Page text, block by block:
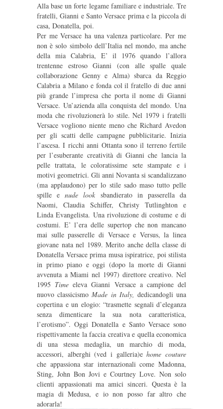
Alla base un forte legame familiare e industriale. Tre
fratelli, Gianni e Santo Versace prima e la piccola di
casa, Donatella, poi.
Per me Versace ha una valenza particolare. Per me
non è solo simbolo dell’Italia nel mondo, ma anche
della mia Calabria, E’ il 1976 quando l’allora
trentenne estroso Gianni (con alle spalle quale
collaborazione Genny e Alma) sbarca da Reggio
Calabria a Milano e fonda col il fratello di due anni
più grande l’impresa che porta il nome di Gianni
Versace. Un’azienda alla conquista del mondo. Una
moda che rivoluzionerà lo stile. Nel 1979 i fratelli
Versace vogliono niente meno che Richard Avedon
per gli scatti delle campagne pubblicitarie. Inizia
l’ascesa. I ricchi anni Ottanta sono il terreno fertile
per l’esuberante creatività di Gianni che lancia la
pelle trattata, le coloratissime sete stampate e i
motivi geometrici. Gli anni Novanta si scandalizzano
(ma applaudono) per lo stile sado maso tutto pelle
spille enude look sbandierato in passerella da
Naomi, Claudia Schiffer, Christy Tutlinghton e
Linda Evangelista. Una rivoluzione di costume e di
costumi. E’ l’era delle supertop che non mancano
mai sulle passerelle di Versace e Versus, la linea
giovane nata nel 1989. Merito anche della classe di
Donatella Versace prima musa ispiratrice, poi stilista
in primo piano e oggi (dopo la morte di Gianni
avvenuta a Miami nel 1997) direttore creativo. Nel
1995 Time eleva Gianni Versace a campione del
nuovo classicismo Made in Italy, dedicandogli una
copertina e un elogio: “trasmette segnali d’eleganza
senza dimenticare la sua nota caratteristica,
l’erotismo”. Oggi Donatella e Santo Versace sono
rispettivamente la faccia creativa e quella economica
di una stessa medaglia, un marchio di moda,
accessori, alberghi (ved i galleria)ehome couture
che appassiona star internazionali come Madonna,
Sting, John Bon Jovi e Courtney Love. Non solo
clienti appassionati ma amici sinceri. Questa è la
magia di Medusa, e io non posso far altro che
adorarla!